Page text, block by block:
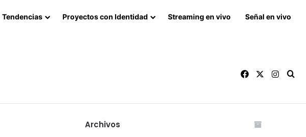
Tendencias Proyectos con Identidad Streaming en vivo Señal en vivo
Facebook
Archivos